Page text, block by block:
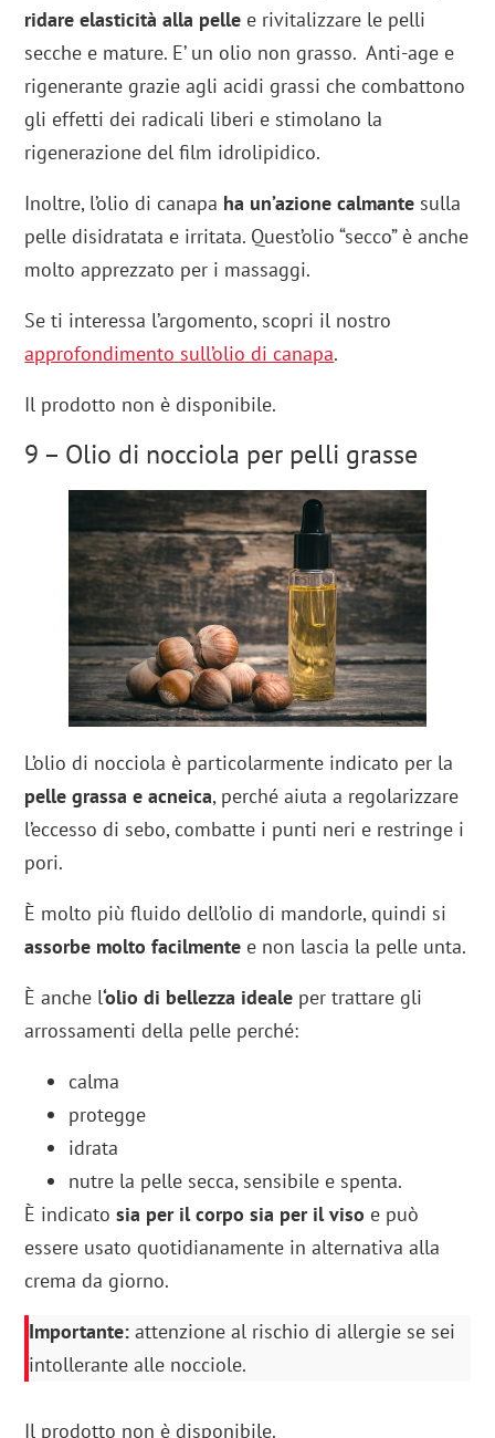
ridare elasticità alla pelle e rivitalizzare le pelli
secche e mature. E’ un olio non grasso. Anti-age e
rigenerante grazie agli acidi grassi che combattono
gli effetti dei radicali liberi e stimolano la
rigenerazione del film idrolipidico.
Inoltre, l’olio di canapa ha un’azione calmante sulla
pelle disidratata e irritata. Quest’olio “secco” è anche
molto apprezzato per i massaggi.
Se ti interessa l’argomento, scopri il nostro
approfondimento sull’olio di canapa.
Il prodotto non è disponibile.
9 – Olio di nocciola per pelli grasse
L’olio di nocciola è particolarmente indicato per la
pelle grassa e acneica, perché aiuta a regolarizzare
l’eccesso di sebo, combatte i punti neri e restringe i
pori.
È molto più fluido dell’olio di mandorle, quindi si
assorbe molto facilmente e non lascia la pelle unta.
È anche l‘olio di bellezza ideale per trattare gli
arrossamenti della pelle perché:
calma
protegge
idrata
nutre la pelle secca, sensibile e spenta.
È indicatosia per il corpo sia per il viso e può
essere usato quotidianamente in alternativa alla
crema da giorno.
Importante: attenzione al rischio di allergie se sei
intollerante alle nocciole.
Il prodotto non è disponibile.